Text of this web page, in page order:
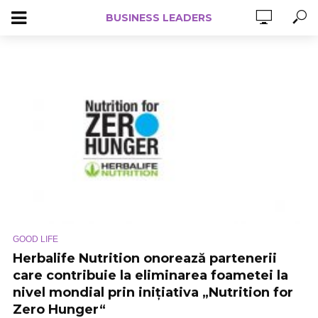
BUSINESS LEADERS
GOOD LIFE
Herbalife Nutrition onorează partenerii
care contribuie la eliminarea foametei la
nivel mondial prin inițiativa „Nutrition for
Zero Hunger“